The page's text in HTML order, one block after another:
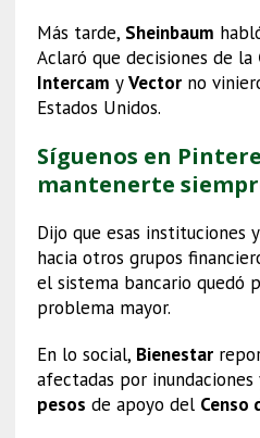
Más tarde, Sheinbaum
Aclaró que decisiones de la
Intercam yVectorno
Estados Unidos.
Síguenos en
mantenerte
Dijo que esas instituciones
hacia otros grupos
el sistema bancario quedó
problema mayor.
En lo social, Bienestar
afectadas por
pesos de apoyo del Censo